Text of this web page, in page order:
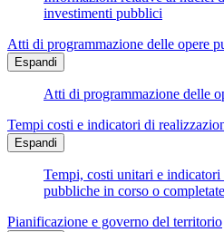
investimenti pubblici
Atti di programmazione delle opere
Espandi
Atti di programmazione delle
Tempi costi e indicatori di
Espandi
Tempi, costi unitari e
pubbliche in corso o completate
Pianificazione e governo del territorio